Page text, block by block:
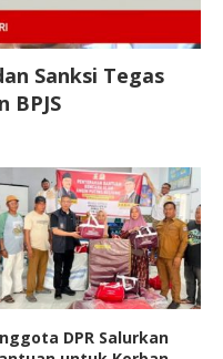
Sanksi Tegas
BPJS
DPR Salurkan